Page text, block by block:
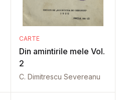
CARTE
Din amintirile mele Vol.
2
C. Dimitrescu Severeanu